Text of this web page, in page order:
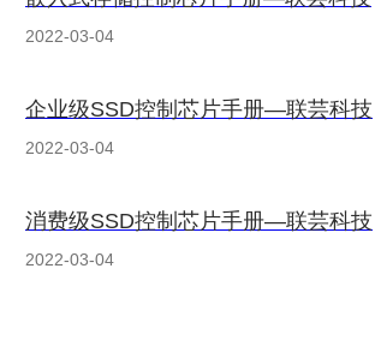
2022-03-04
企业级SSD控制芯片手册—联芸科技
2022-03-04
消费级SSD控制芯片手册—联芸科技
2022-03-04